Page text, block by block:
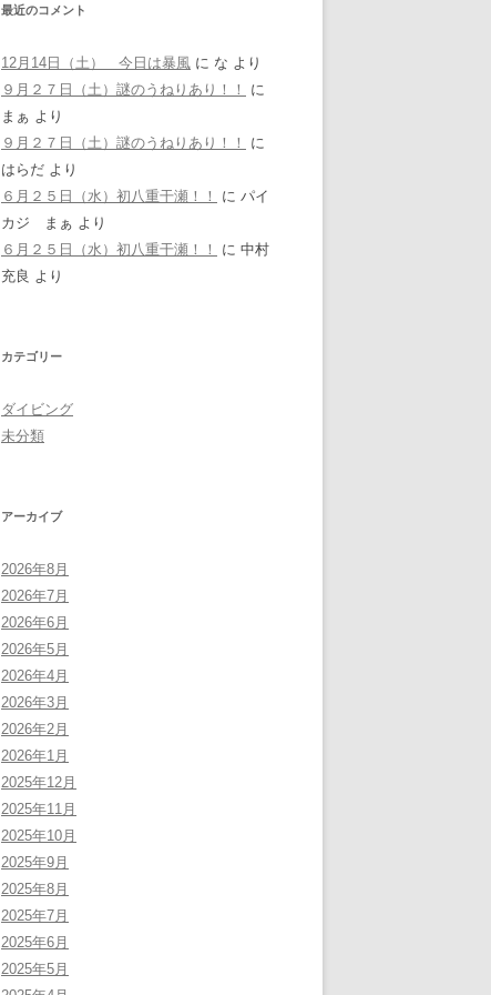
最近のコメント
12月14日（土） 今日は暴風 に な より
９月２７日（土）謎のうねりあり！！
に
まぁ より
９月２７日（土）謎のうねりあり！！
に
はらだ より
６月２５日（水）初八重干瀬！！
に パイ
カジ まぁ より
６月２５日（水）初八重干瀬！！
に 中村
充良 より
カテゴリー
ダイビング
未分類
アーカイブ
2026年8月
2026年7月
2026年6月
2026年5月
2026年4月
2026年3月
2026年2月
2026年1月
2025年12月
2025年11月
2025年10月
2025年9月
2025年8月
2025年7月
2025年6月
2025年5月